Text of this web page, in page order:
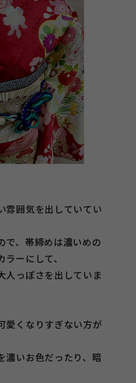
雰囲気を出していてい
で、帯締めは濃いめの
ーにして、
人っぽさを出していま
愛くなりすぎない方が
濃いお色だったり、暗